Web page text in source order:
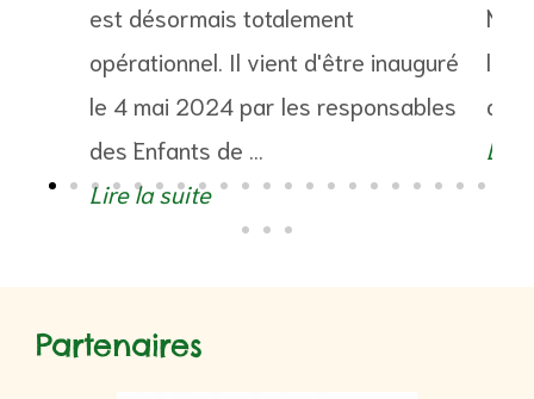
est désormais totalement
opérationnel. Il vient d'être inauguré
le 4 mai 2024 par les responsables
des Enfants de ...
Lire la suite
Lire
Partenaires